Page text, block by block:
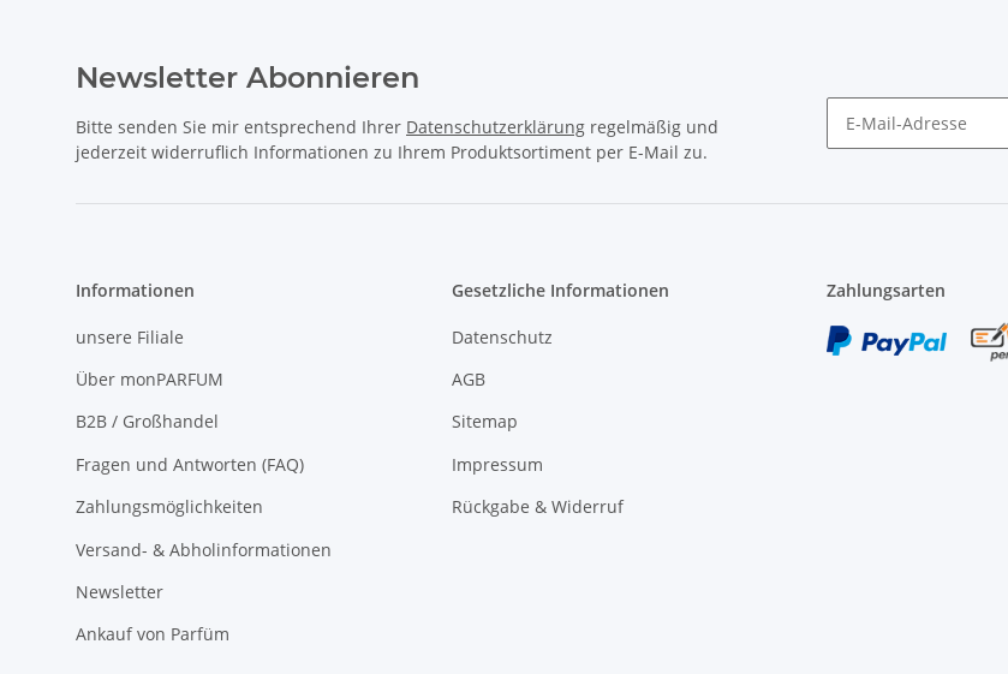
Newsletter Abonnieren
Bitte senden Sie mir entsprechend Ihrer Datenschutzerklärung regelmäßig und
jederzeit widerruflich Informationen zu Ihrem Produktsortiment per E-Mail zu.
Informationen
unsere Filiale
Über monPARFUM
B2B / Großhandel
Fragen und Antworten (FAQ)
Zahlungsmöglichkeiten
Versand- & Abholinformationen
Newsletter
Ankauf von Parfüm
Gesetzliche Informationen
Datenschutz
AGB
Sitemap
Impressum
Rückgabe & Widerruf
Zahlungsarten